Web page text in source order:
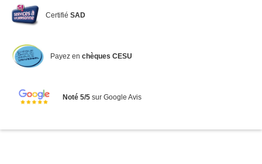
CertifiéSAD
Payez en chèques CESU
Noté 5/5sur Google Avis